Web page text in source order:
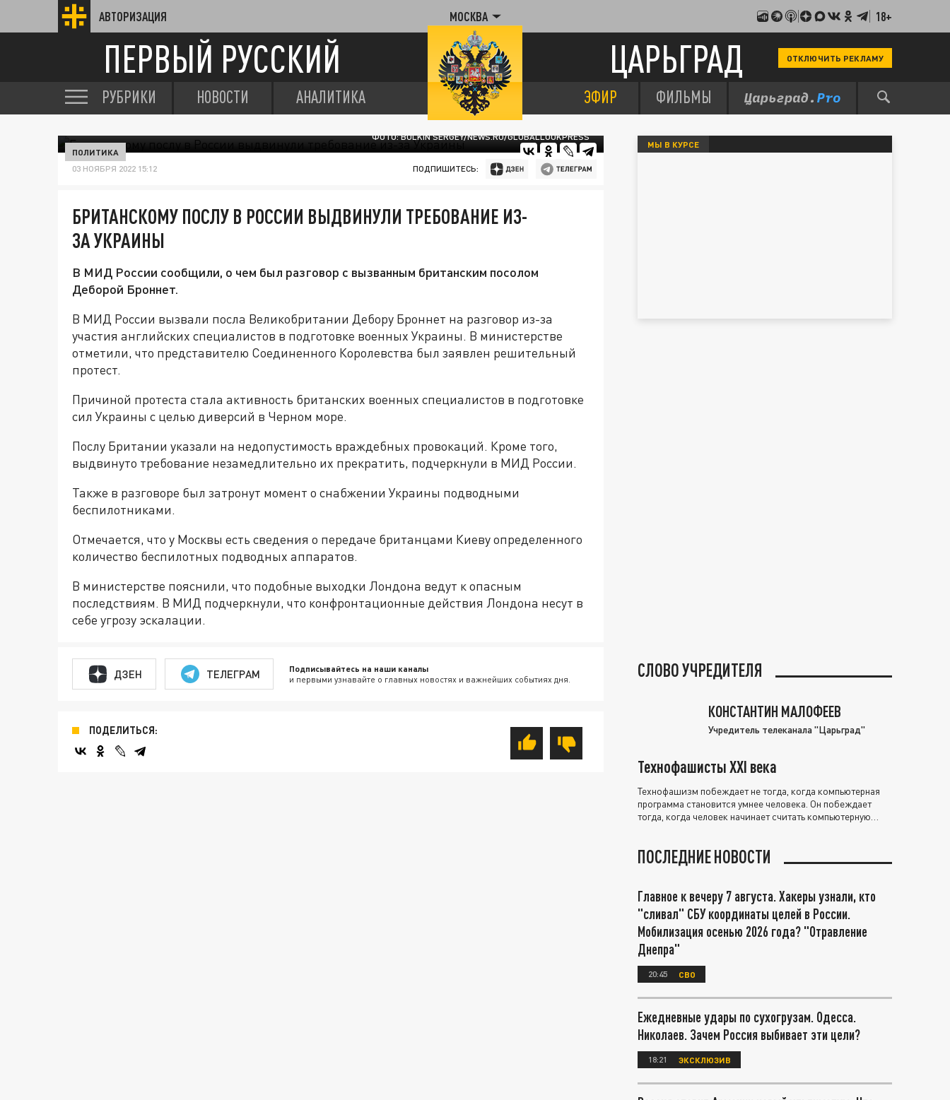
АВТОРИЗАЦИЯ МОСКВА 18+
ПЕРВЫЙ РУССКИЙ ЦАРЬГРАД ОТКЛЮЧИТЬ РЕКЛАМУ
РУБРИКИ НОВОСТИ АНАЛИТИКА ЭФИР ФИЛЬМЫ
ФОТО: BULKIN SERGEY/NEWS.RU/GLOBALLOOKPRESS
ПОЛИТИКА
03 НОЯБРЯ 2022 15:12 ПОДПИШИТЕСЬ:
БРИТАНСКОМУ ПОСЛУ В РОССИИ ВЫДВИНУЛИ ТРЕБОВАНИЕ ИЗ-
ЗА УКРАИНЫ
В МИД России сообщили, о чем был разговор с вызванным британским посолом
Деборой Броннет.
В МИД России вызвали посла Великобритании Дебору Броннет на разговор из-за
участия английских специалистов в подготовке военных Украины. В министерстве
отметили, что представителю Соединенного Королевства был заявлен решительный
протест.
Причиной протеста стала активность британских военных специалистов в подготовке
сил Украины с целью диверсий в Черном море.
Послу Британии указали на недопустимость враждебных провокаций. Кроме того,
выдвинуто требование незамедлительно их прекратить, подчеркнули в МИД России.
Также в разговоре был затронут момент о снабжении Украины подводными
беспилотниками.
Отмечается, что у Москвы есть сведения о передаче британцами Киеву определенного
количество беспилотных подводных аппаратов.
В министерстве пояснили, что подобные выходки Лондона ведут к опасным
последствиям. В МИД подчеркнули, что конфронтационные действия Лондона несут в
себе угрозу эскалации.
ДЗЕН ТЕЛЕГРАМ Подписывайтесь на наши каналы
и первыми узнавайте о главных новостях и важнейших событиях дня.
ПОДЕЛИТЬСЯ:
МЫ В КУРСЕ
СЛОВО УЧРЕДИТЕЛЯ
КОНСТАНТИН МАЛОФЕЕВ
Учредитель телеканала "Царьград"
Технофашисты XXI века
Технофашизм побеждает не тогда, когда компьютерная
программа становится умнее человека. Он побеждает
тогда, когда человек начинает считать компьютерную
ПОСЛЕДНИЕ НОВОСТИ
Главное к вечеру 7 августа. Хакеры узнали, кто
"сливал" СБУ координаты целей в России.
Мобилизация осенью 2026 года? "Отравление
Днепра"
20:45 СВО
Ежедневные удары по сухогрузам. Одесса.
Николаев. Зачем Россия выбивает эти цели?
18:21 ЭКСКЛЮЗИВ